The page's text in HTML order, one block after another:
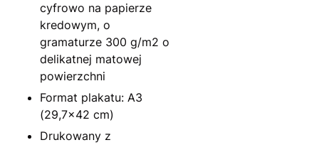
cyfrowo na papierze
kredowym, o
gramaturze 300 g/m2 o
delikatnej matowej
powierzchni
Format plakatu: A3
(29,7×42 cm)
Drukowany z